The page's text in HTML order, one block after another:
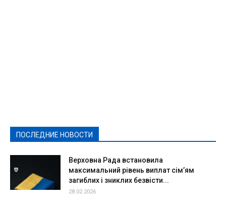
ПОСЛЕДНИЕ НОВОСТИ
Верховна Рада встановила
максимальний рівень виплат сім’ям
загиблих і зниклих безвісти...
28.02.2026